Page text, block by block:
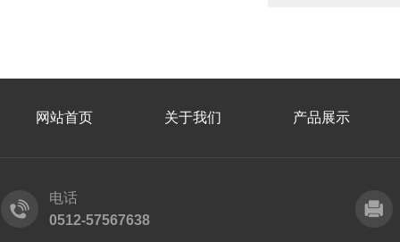
网站首页 关于我们 产品展示
电话
0512-57567638